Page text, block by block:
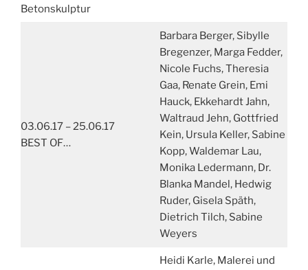
Betonskulptur
03.06.17 – 25.06.17
BEST OF…
Barbara Berger, Sibylle
Bregenzer, Marga Fedder,
Nicole Fuchs, Theresia
Gaa, Renate Grein, Emi
Hauck, Ekkehardt Jahn,
Waltraud Jehn, Gottfried
Kein, Ursula Keller, Sabine
Kopp, Waldemar Lau,
Monika Ledermann, Dr.
Blanka Mandel, Hedwig
Ruder, Gisela Späth,
Dietrich Tilch, Sabine
Weyers
Heidi Karle, Malerei und